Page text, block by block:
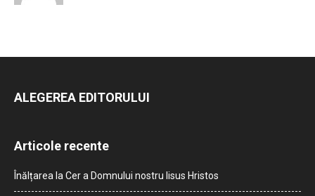
ALEGEREA EDITORULUI
Articole recente
Înălțarea la Cer a Domnului nostru Iisus Hristos